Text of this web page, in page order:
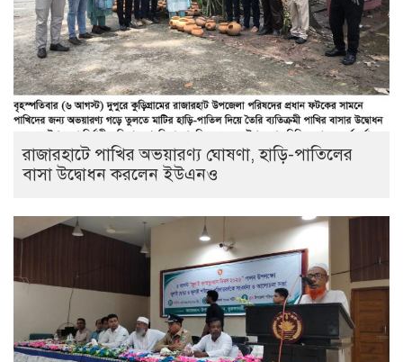
রাজারহাটে পাখির অভয়ারণ্য ঘোষণা, হাড়ি-পাতিলের
বাসা উদ্বোধন করলেন ইউএনও